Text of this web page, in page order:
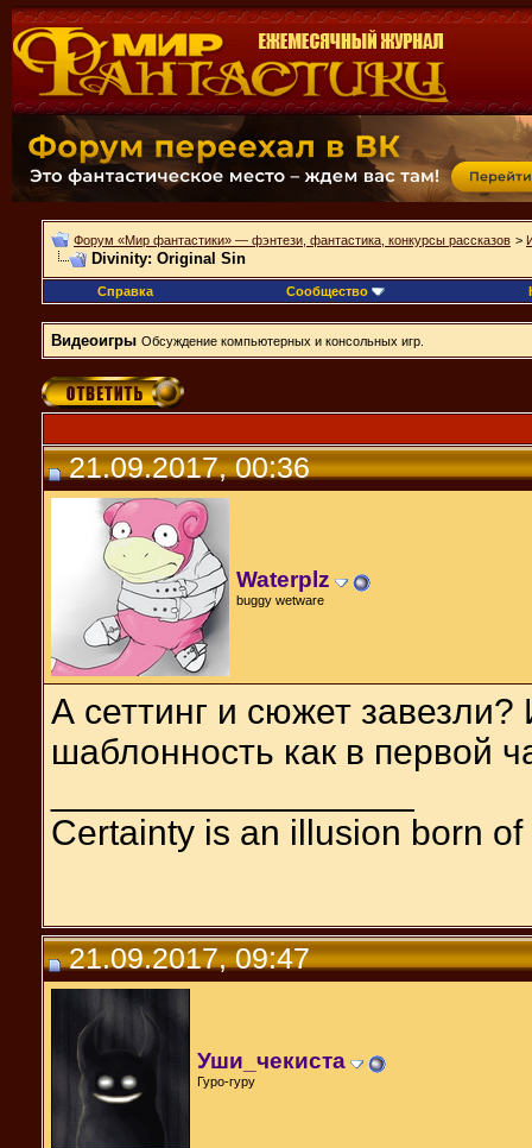
Форум «Мир фантастики» — фэнтези, фантастика, конкурсы рассказов >
Divinity: Original Sin
Справка Сообщество
Видеоигры Обсуждение компьютерных и консольных игр.
21.09.2017, 00:36
Waterplz
buggy wetware
А сеттинг и сюжет
шаблонность как в первой
Certainty is an illusion born
21.09.2017, 09:47
Уши_чекиста
Гуро-гуру